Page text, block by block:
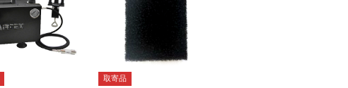
取寄品